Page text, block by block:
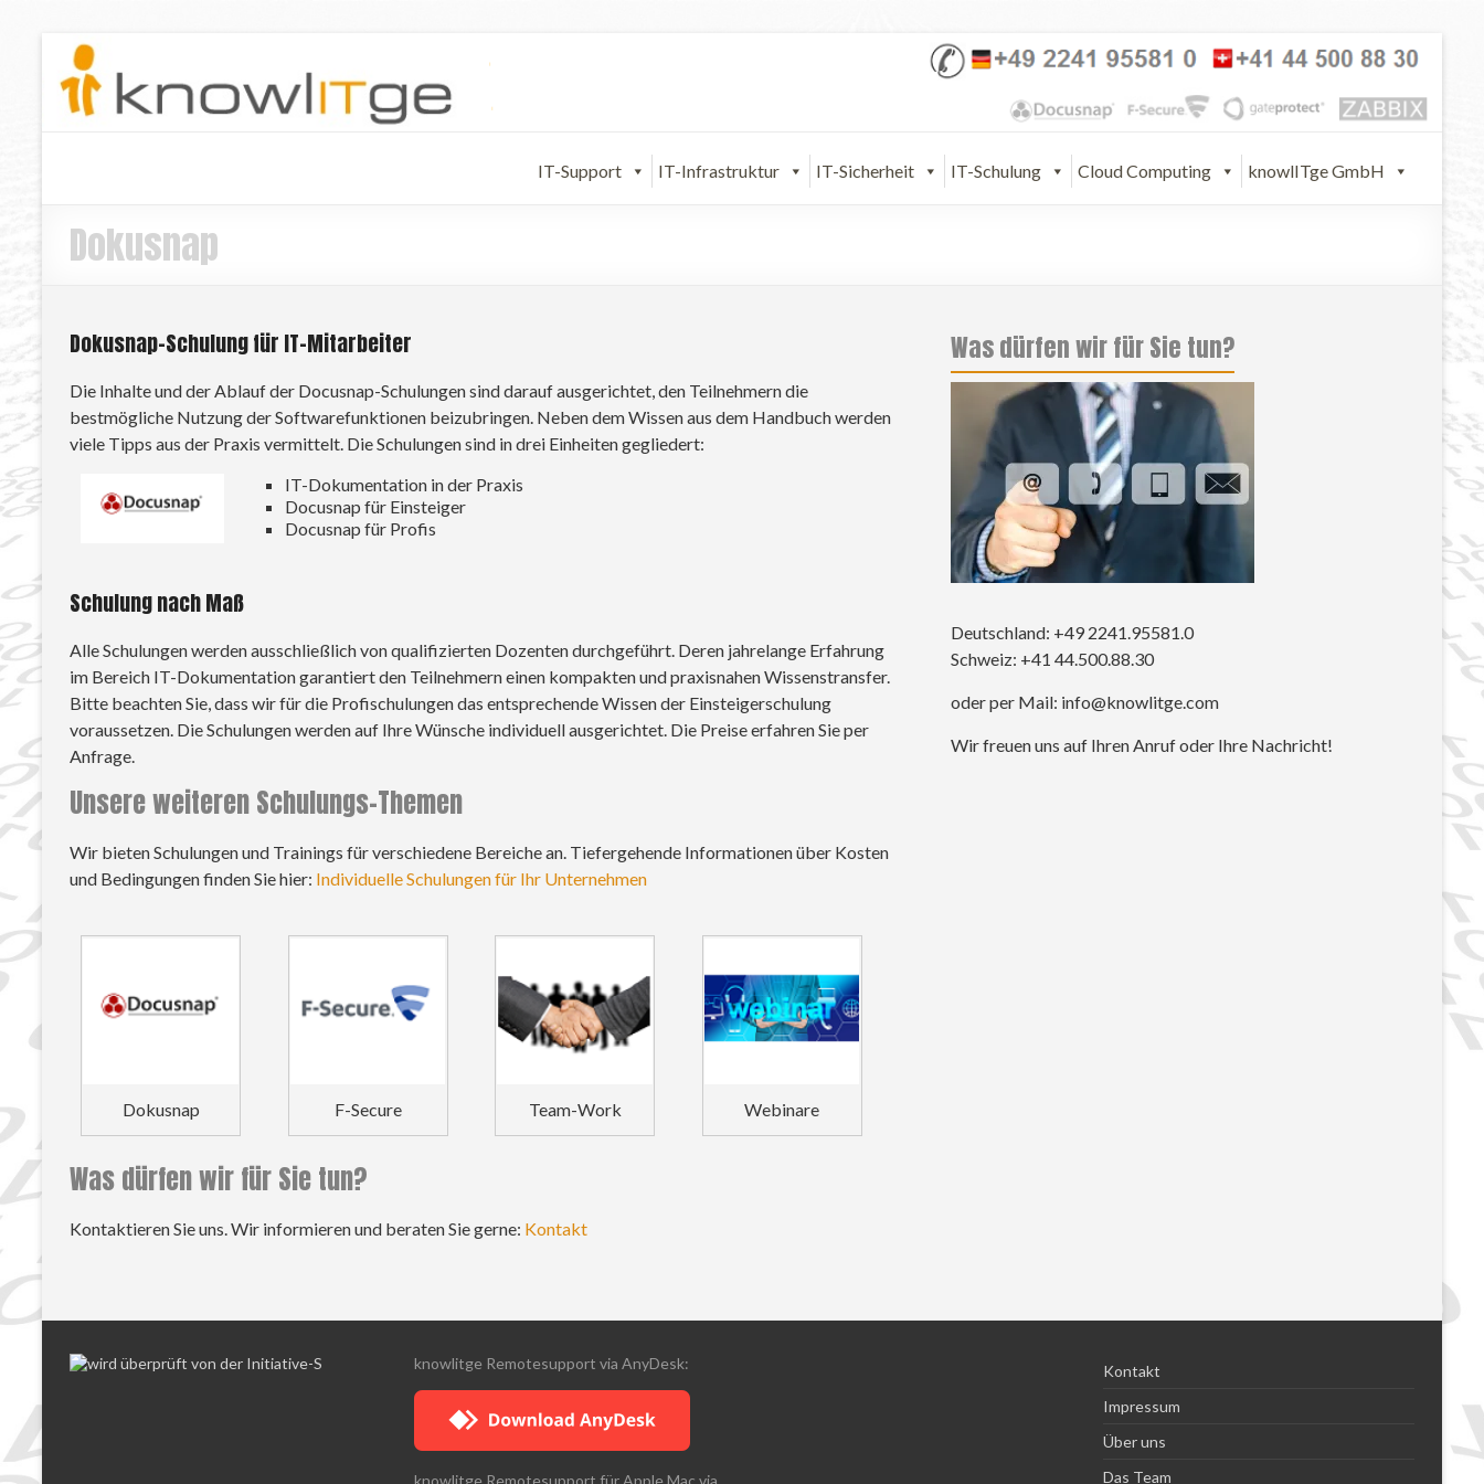
IT-Support IT-Infrastruktur IT-Sicherheit IT-Schulung Cloud Computing knowlITge GmbH
Dokusnap
Dokusnap-Schulung für IT-Mitarbeiter
Die Inhalte und der Ablauf der Docusnap-Schulungen sind darauf ausgerichtet, den Teilnehmern die
bestmögliche Nutzung der Softwarefunktionen beizubringen. Neben dem Wissen aus dem Handbuch werden
viele Tipps aus der Praxis vermittelt. Die Schulungen sind in drei Einheiten gegliedert:
IT-Dokumentation in der Praxis
Docusnap für Einsteiger
Docusnap für Profis
Schulung nach Maß
Alle Schulungen werden ausschließlich von qualifizierten Dozenten durchgeführt. Deren jahrelange Erfahrung
im Bereich IT-Dokumentation garantiert den Teilnehmern einen kompakten und praxisnahen Wissenstransfer.
Bitte beachten Sie, dass wir für die Profischulungen das entsprechende Wissen der Einsteigerschulung
voraussetzen. Die Schulungen werden auf Ihre Wünsche individuell ausgerichtet. Die Preise erfahren Sie per
Anfrage.
Unsere weiteren Schulungs-Themen
Wir bieten Schulungen und Trainings für verschiedene Bereiche an. Tiefergehende Informationen über Kosten
und Bedingungen finden Sie hier: Individuelle Schulungen für Ihr Unternehmen
Dokusnap F-Secure Team-Work Webinare
Was dürfen wir für Sie tun?
Kontaktieren Sie uns. Wir informieren und beraten Sie gerne: Kontakt
Was dürfen wir für Sie tun?
Deutschland: +49 2241.95581.0
Schweiz: +41 44.500.88.30
oder per Mail: info@knowlitge.com
Wir freuen uns auf Ihren Anruf oder Ihre Nachricht!
knowlitge Remotesupport via AnyDesk:
Kontakt
Impressum
Über uns
Das Team